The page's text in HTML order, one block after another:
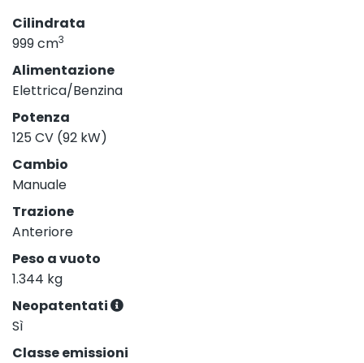
Cilindrata
999 cm3
Alimentazione
Elettrica/Benzina
Potenza
125 CV (92 kW)
Cambio
Manuale
Trazione
Anteriore
Peso a vuoto
1.344 kg
Neopatentati
Sì
Classe emissioni